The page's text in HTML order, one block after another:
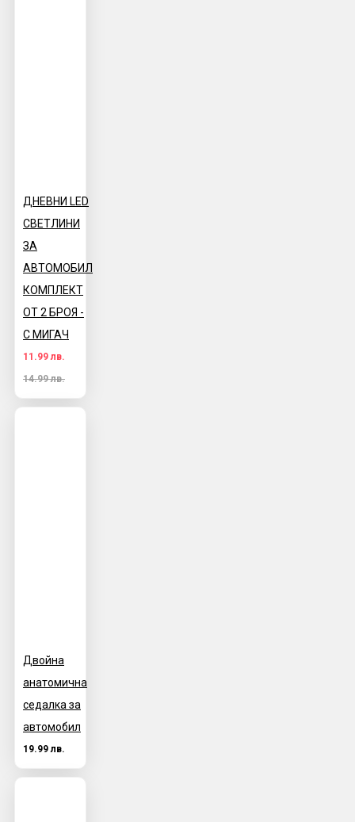
ДНЕВНИ LED
СВЕТЛИНИ
ЗА
АВТОМОБИЛ
КОМПЛЕКТ
ОТ 2 БРОЯ -
С МИГАЧ
11.99 лв.
14.99 лв.
Двойна
анатомична
седалка за
автомобил
19.99 лв.